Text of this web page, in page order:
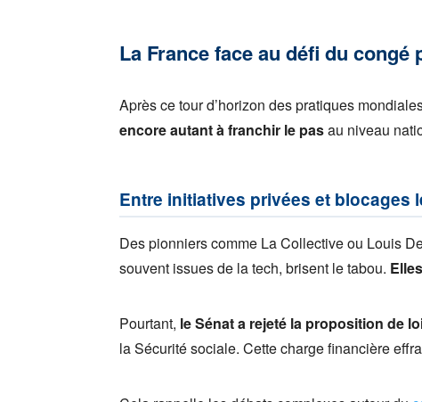
La France face au défi du
Après ce tour d’horizon des pratiques
encore autant à franchir le pasau niveau
Entre initiatives privées et blocages
Des pionniers comme La Collective ou Louis
souvent issues de la tech, brisent le tabou.
Pourtant, le Sénat a rejeté la proposition de
la Sécurité sociale. Cette charge financière